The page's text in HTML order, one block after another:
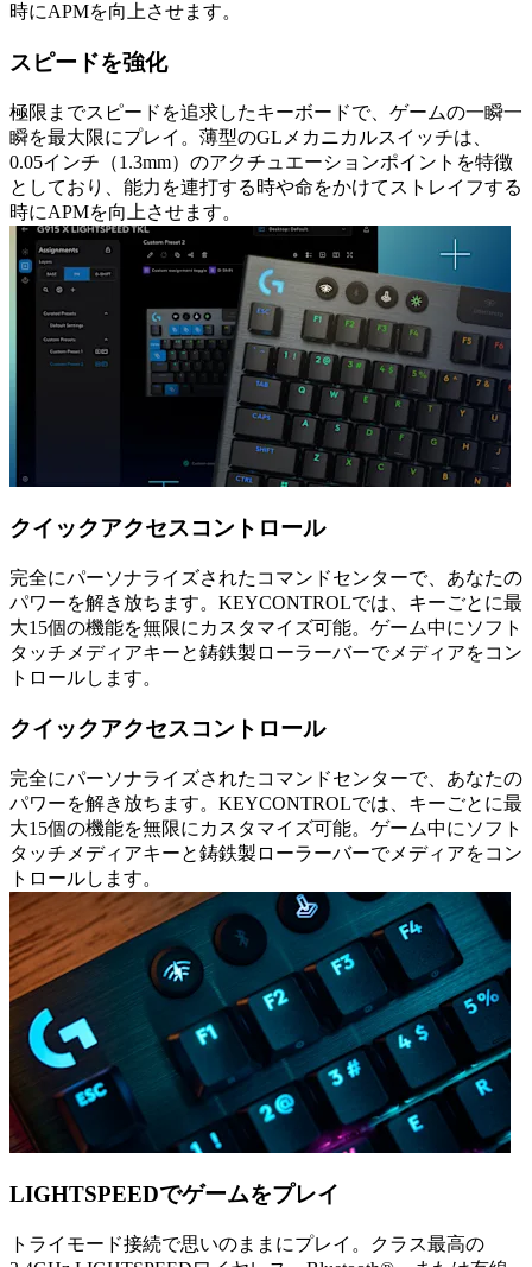
時にAPMを向上させます。
スピードを強化
極限までスピードを追求したキーボードで、ゲームの一瞬一
瞬を最大限にプレイ。薄型のGLメカニカルスイッチは、
0.05インチ（1.3mm）のアクチュエーションポイントを特徴
としており、能力を連打する時や命をかけてストレイフする
時にAPMを向上させます。
クイックアクセスコントロール
完全にパーソナライズされたコマンドセンターで、あなたの
パワーを解き放ちます。KEYCONTROLでは、キーごとに最
大15個の機能を無限にカスタマイズ可能。ゲーム中にソフト
タッチメディアキーと鋳鉄製ローラーバーでメディアをコン
トロールします。
クイックアクセスコントロール
完全にパーソナライズされたコマンドセンターで、あなたの
パワーを解き放ちます。KEYCONTROLでは、キーごとに最
大15個の機能を無限にカスタマイズ可能。ゲーム中にソフト
タッチメディアキーと鋳鉄製ローラーバーでメディアをコン
トロールします。
LIGHTSPEEDでゲームをプレイ
トライモード接続で思いのままにプレイ。クラス最高の